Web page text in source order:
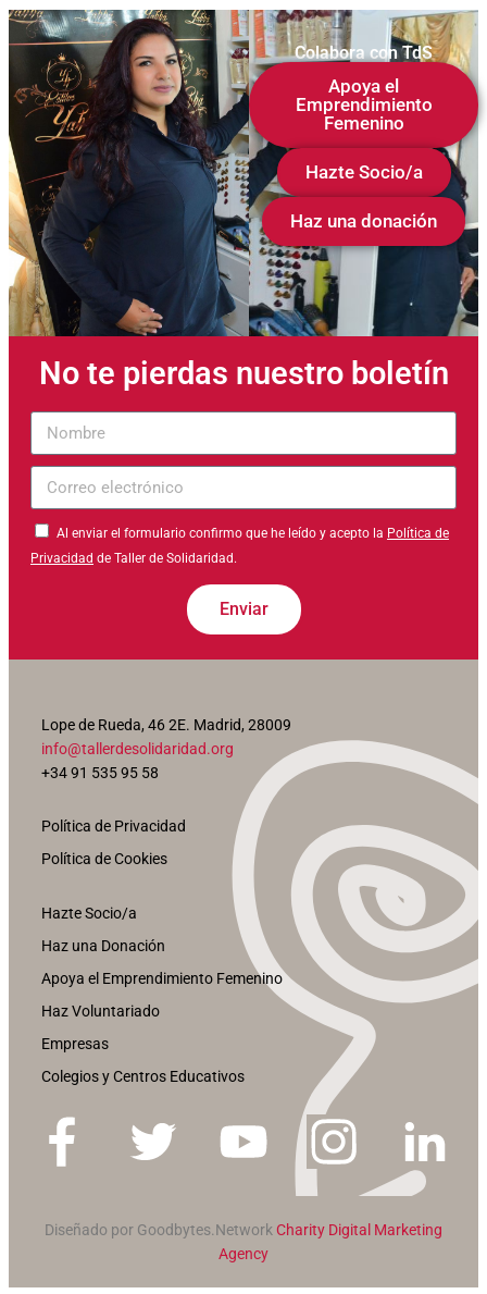
Colabora con TdS
Apoya el
Emprendimiento
Femenino
Hazte Socio/a
Haz una donación
No te pierdas nuestro boletín
Nombre
Correo
Al enviar el formulario confirmo que he leído y acepto la Política de
Privacidad de Taller de Solidaridad.
Enviar
Lope de Rueda, 46 2E. Madrid, 28009
info@tallerdesolidaridad.org
+34 91 535 95 58
Política de Privacidad
Política de Cookies
Hazte Socio/a
Haz una Donación
Apoya el Emprendimiento Femenino
Haz Voluntariado
Empresas
Colegios y Centros Educativos
Diseñado por Goodbytes.Network Charity Digital Marketing
Agency